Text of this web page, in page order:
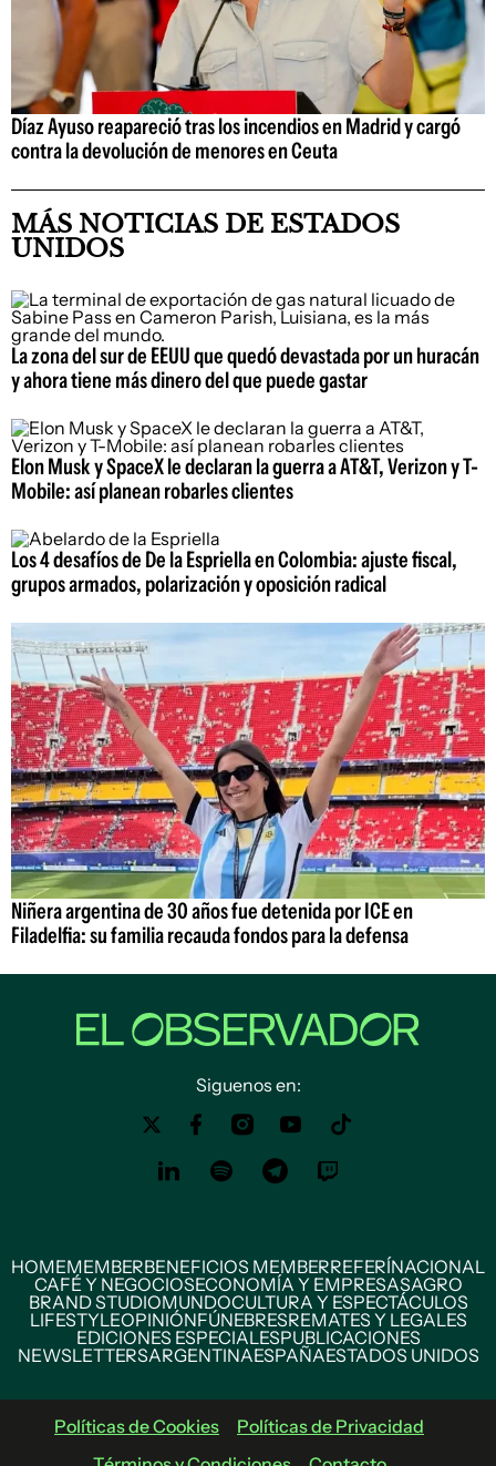
Díaz Ayuso reapareció tras los incendios en Madrid y cargó
contra la devolución de menores en Ceuta
MÁS NOTICIAS DE ESTADOS
UNIDOS
La zona del sur de EEUU que quedó devastada por un huracán
y ahora tiene más dinero del que puede gastar
Elon Musk y SpaceX le declaran la guerra a AT&T, Verizon y T-
Mobile: así planean robarles clientes
Los 4 desafíos de De la Espriella en Colombia: ajuste fiscal,
grupos armados, polarización y oposición radical
Niñera argentina de 30 años fue detenida por ICE en
Filadelfia: su familia recauda fondos para la defensa
Siguenos en:
HOMEMEMBERBENEFICIOS MEMBERREFERÍNACIONAL
CAFÉ Y NEGOCIOSECONOMÍA Y EMPRESASAGRO
BRAND STUDIOMUNDOCULTURA Y ESPECTÁCULOS
LIFESTYLEOPINIÓNFÚNEBRESREMATES Y LEGALES
EDICIONES ESPECIALESPUBLICACIONES
NEWSLETTERSARGENTINAESPAÑAESTADOS UNIDOS
Políticas de Cookies
Políticas de Privacidad